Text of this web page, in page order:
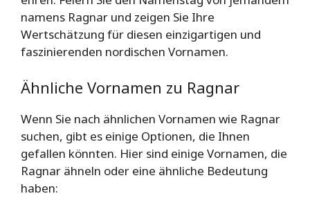
namens Ragnar und zeigen Sie Ihre
Wertschätzung für diesen einzigartigen und
faszinierenden nordischen Vornamen.
Ähnliche Vornamen zu Ragnar
Wenn Sie nach ähnlichen Vornamen wie Ragnar
suchen, gibt es einige Optionen, die Ihnen
gefallen könnten. Hier sind einige Vornamen, die
Ragnar ähneln oder eine ähnliche Bedeutung
haben: